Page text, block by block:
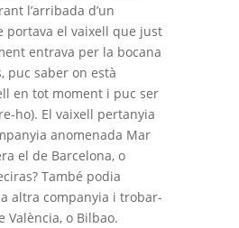
l’arribada d’un
portava el vaixell que just
entrava per la bocana
puc saber on està
en tot moment i puc ser
ho). El vaixell pertanyia
anomenada Mar
el de Barcelona, o
També podia
altra companyia i trobar-
València, o Bilbao.